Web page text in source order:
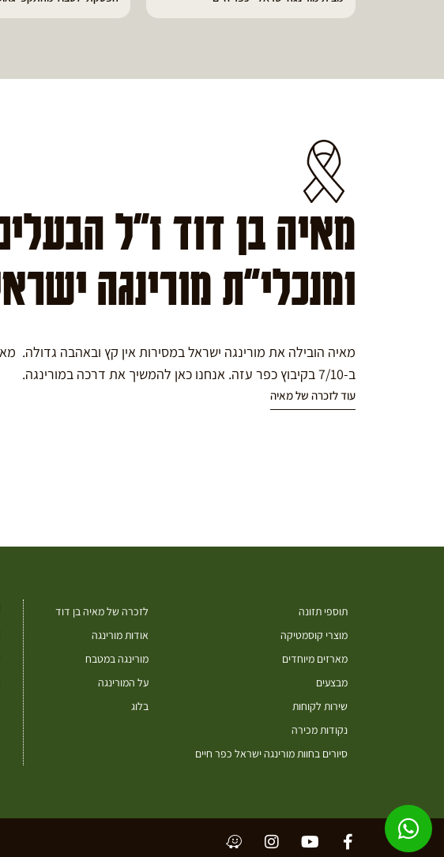
מאיה בן דוד ז"ל
ומנכלי"ת מורינגה
מאיה הובילה את מורינגה ישראל במסירות אין קץ ובאהבה גדולה.
ב-7/10 בקיבוץ כפר עזה. אנחנו כאן להמשיך את דרכה במורינגה.
עוד לזכרה של מאיה
תוספי תזונה
מוצרי קוסמטיקה
מארזים מיוחדים
מבצעים
שירות לקוחות
נקודות מכירה
סיורים בחוות מורינגה ישראל כפר חיים
לזכרה של מאיה בן דוד
אודות מורינגה
מורינגה במטבח
על המורינגה
בלוג